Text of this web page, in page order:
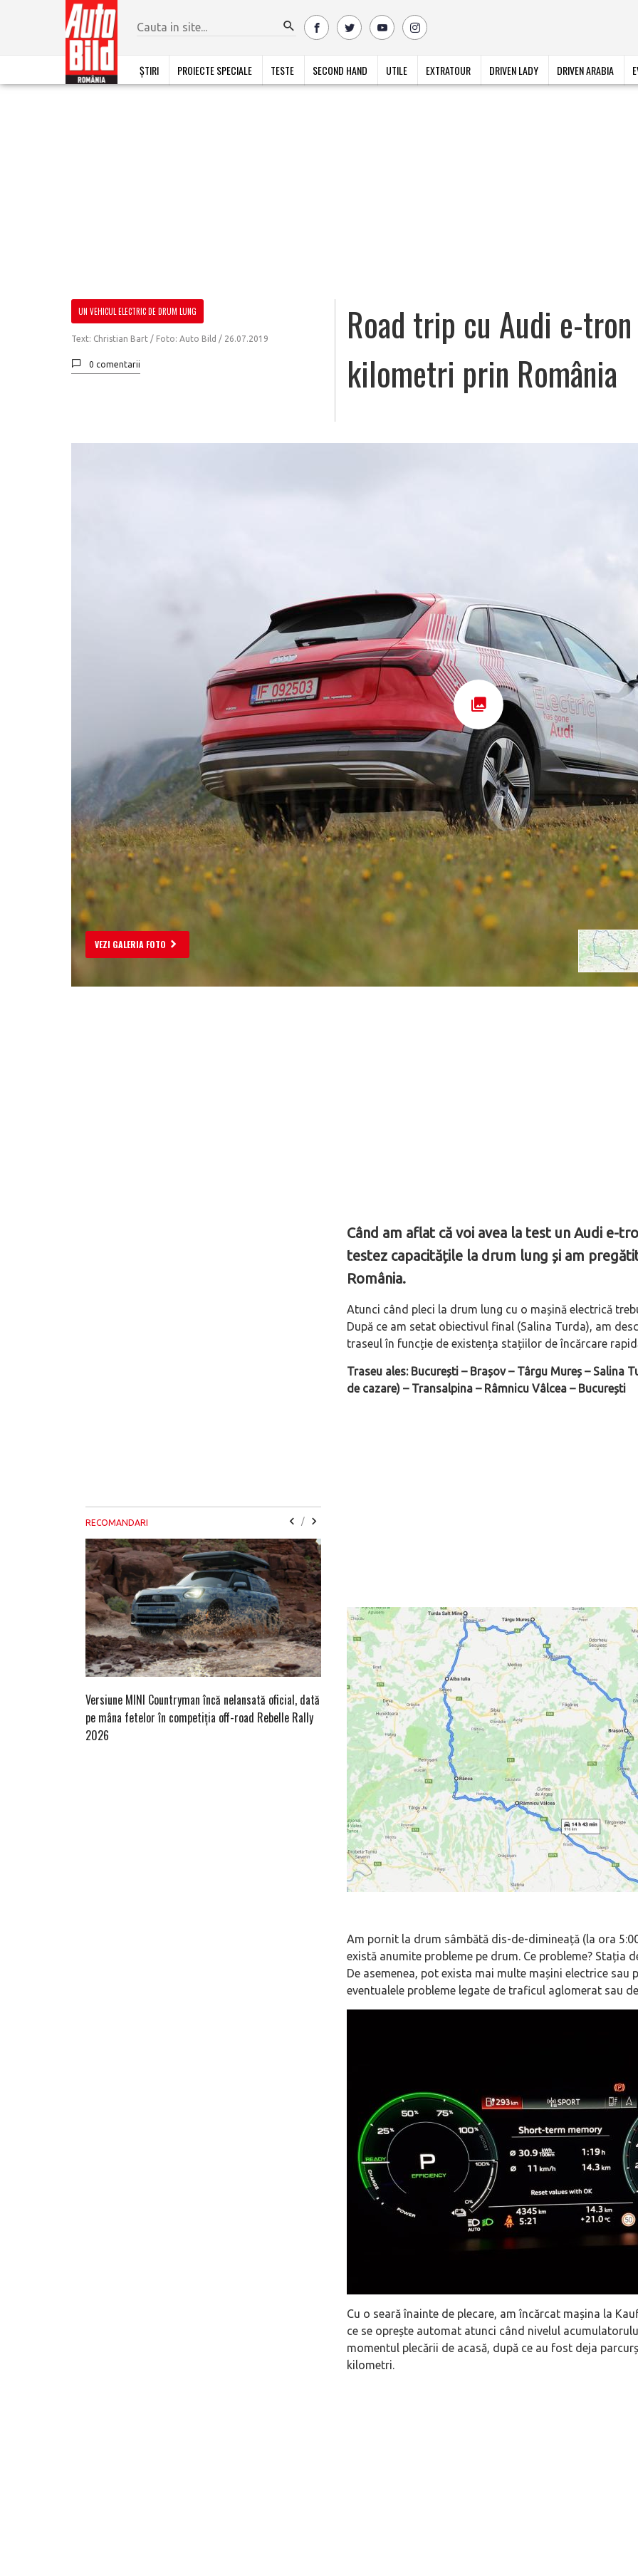
ȘTIRI PROIECTE SPECIALE TESTE SECOND HAND UTILE EXTRATOUR DRIVEN LADY DRIVEN ARABIA
UN VEHICUL ELECTRIC DE DRUM LUNG
Text: Christian Bart / Foto: Auto Bild / 26.07.2019
0 comentarii
Road trip cu Audi e-
kilometri prin România
VEZI GALERIA FOTO
Când am aflat că voi avea la test un Audi e-
testez capacitățile la drum lung și am
România.
Atunci când pleci la drum lung cu o mașină electrică
După ce am setat obiectivul final (Salina Turda), am
traseul în funcție de existența stațiilor de încărcare
Traseu ales: București – Brașov – Târgu Mureș – Salina
de cazare) – Transalpina – Râmnicu Vâlcea – București
Am pornit la drum sâmbătă dis-de-dimineață (la ora
există anumite probleme pe drum. Ce probleme? Stația
De asemenea, pot exista mai multe mașini electrice
eventualele probleme legate de traficul aglomerat sau
Cu o seară înainte de plecare, am încărcat mașina la
ce se oprește automat atunci când nivelul
momentul plecării de acasă, după ce au fost deja
kilometri.
RECOMANDARI /
Versiune MINI Countryman încă nelansată oficial, dată
pe mâna fetelor în competiția off-road Rebelle Rally
2026
Dacă viața e „heavy duty”, măcar să-i ai alături pe cei
mai buni!
GAC AION vine
electrice vor fi